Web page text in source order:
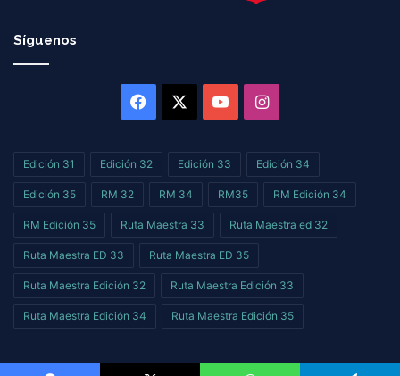
Síguenos
Facebook YouTubeInstagram
Edición 31 Edición 32 Edición 33 Edición 34
Edición 35 RM 32 RM 34 RM35 RM Edición 34
RM Edición 35 Ruta Maestra 33 Ruta Maestra ed 32
Ruta Maestra ED 33 Ruta Maestra ED 35
Ruta Maestra Edición 32 Ruta Maestra Edición 33
Ruta Maestra Edición 34 Ruta Maestra Edición 35